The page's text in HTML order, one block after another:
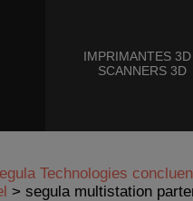
IMPRIMANTES
SCANNERS 3D
Technologies
> segula multistation